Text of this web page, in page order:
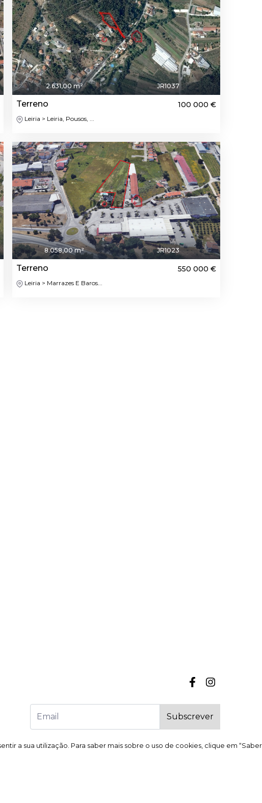
a sua utilização. Para saber mais sobre o uso de cookies, clique em “Saber
2.631,00 m² JR1037
Terreno 100 000 €
Leiria > Leiria, Pousos, ...
8.058,00 m² JR1023
Terreno 550 000 €
Leiria > Marrazes E Baros...
Subscrever
a sua utilização. Para saber mais sobre o uso de cookies, clique em “Saber